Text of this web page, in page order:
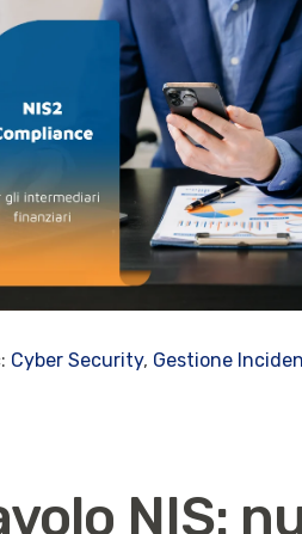
Cyber Security, Gestione
NIS: